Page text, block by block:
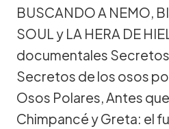
BUSCANDO A NEMO,
SOUL y LA HERA DE
documentales Secretos
Secretos de los osos
Osos Polares, Antes
Chimpancé y Greta: el